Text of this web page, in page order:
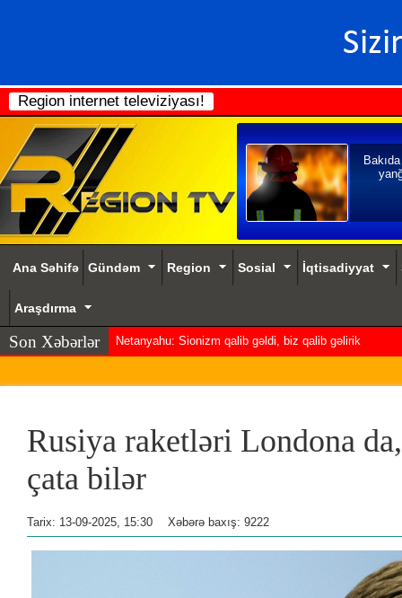
Region internet televiziyası!
Ana Səhifə Gündəm Region Sosial İqtisadiyyat
Araşdırma
Son Xəbərlər Netanyahu: Sionizm qalib gəldi, biz qalib gəlirik
Rusiya raketləri Londona
çata bilər
Tarix: 13-09-2025, 15:30 Xəbərə baxış: 9222